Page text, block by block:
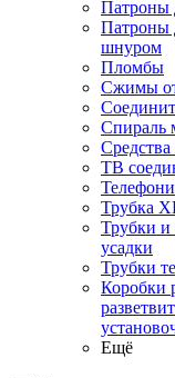
Патроны
Патроны
шнуром
Пломбы
Сжимы
Спираль
ТВ
Трубка
Трубки и
усадки
Трубки
Коробки
Ещё